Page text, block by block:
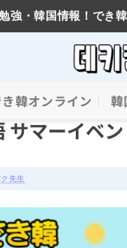
強・韓国情報！でき
韓オンライン 韓
サマーイベ
先生